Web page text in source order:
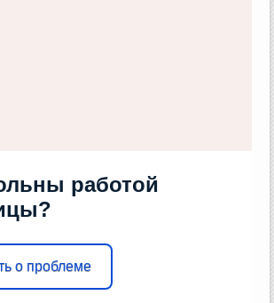
работой
о проблеме